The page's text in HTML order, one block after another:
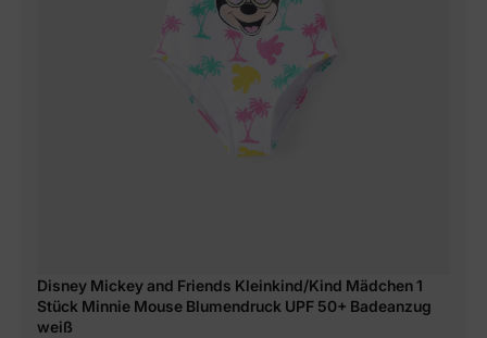
Disney Mickey and Friends Kleinkind/Kind Mädchen 1
Stück Minnie Mouse Blumendruck UPF 50+ Badeanzug
weiß